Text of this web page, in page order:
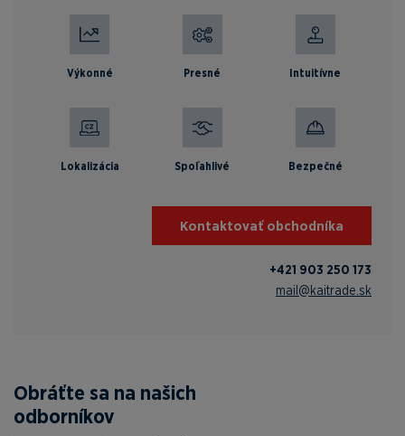
Kontaktovať obchodníka
+421 903 250 173
mail@kaitrade.sk
Výkonné Presné Intuitívne
Lokalizácia Spoľahlivé Bezpečné
Obráťte sa na našich
odborníkov